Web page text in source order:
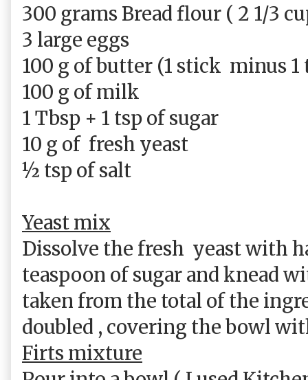
300 grams Bread flour ( 2 1/3
3 large eggs
100 g of butter (1 stick minus 1
100 g of milk
1 Tbsp + 1 tsp of sugar
10 g of fresh yeast
½ tsp of salt
Yeast mix
Dissolve the fresh yeast with
teaspoon of sugar and knead
taken from the total of the
doubled , covering the bowl
Firts mixture